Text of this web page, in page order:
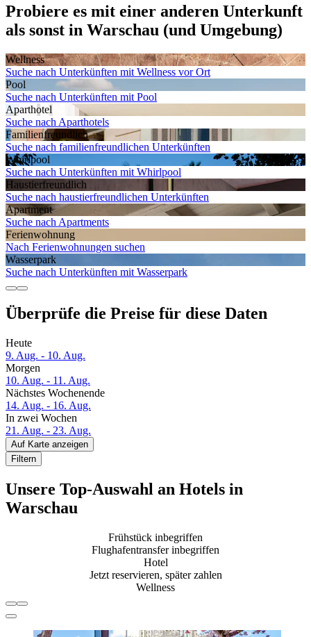
Probiere es mit einer anderen Unterkunft
als sonst in Warschau (und Umgebung)
Wellness
Suche nach Unterkünften mit Wellness vor Ort
Pool
Suche nach Unterkünften mit Pool
Aparthotel
Suche nach Aparthotels
Familien­freundlich
Suche nach familienfreundlichen Unterkünften
Whirlpool
Suche nach Unterkünften mit Whirlpool
Haustier­freundlich
Suche nach haustierfreundlichen Unterkünften
Apartment
Suche nach Apartments
Ferien­wohnung
Nach Ferienwohnungen suchen
Wasserpark
Suche nach Unterkünften mit Wasserpark
Überprüfe die Preise für diese Daten
Heute
9. Aug. - 10. Aug.
Morgen
10. Aug. - 11. Aug.
Nächstes Wochenende
14. Aug. - 16. Aug.
In zwei Wochen
21. Aug. - 23. Aug.
Auf Karte anzeigen
Filtern
Unsere Top-Auswahl an Hotels in
Warschau
Frühstück inbegriffen
Flughafentransfer inbegriffen
Hotel
Jetzt reservieren, später zahlen
Wellness